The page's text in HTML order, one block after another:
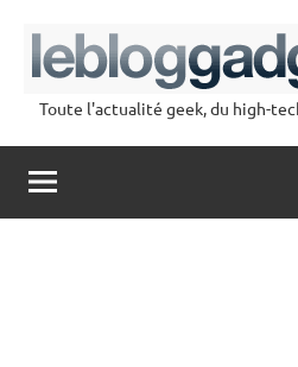
contenu
lebloggadget
Toute l'actualité geek, du high-